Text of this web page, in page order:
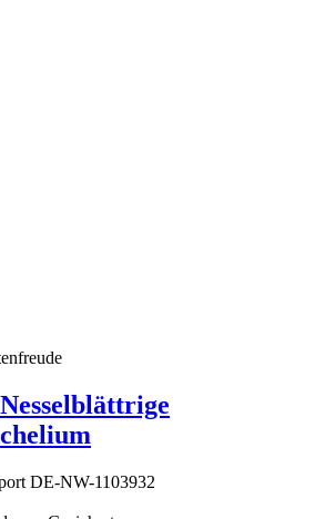
DE-NW-1103932